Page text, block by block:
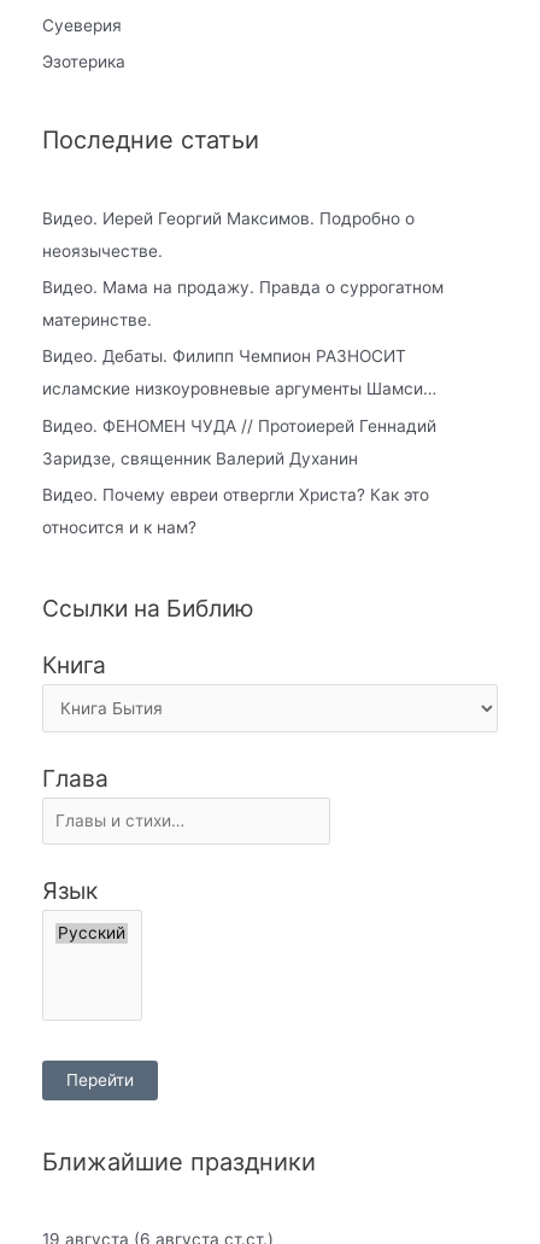
Суеверия
Эзотерика
Последние статьи
Видео. Иерей Георгий Максимов. Подробно о
неоязычестве.
Видео. Мама на продажу. Правда о суррогатном
материнстве.
Видео. Дебаты. Филипп Чемпион РАЗНОСИТ
исламские низкоуровневые аргументы Шамси…
Видео. ФЕНОМЕН ЧУДА // Протоиерей Геннадий
Заридзе, священник Валерий Духанин
Видео. Почему евреи отвергли Христа? Как это
относится и к нам?
Ссылки на Библию
Книга
Глава
Язык
Ближайшие праздники
19 августа (6 августа ст.ст.)